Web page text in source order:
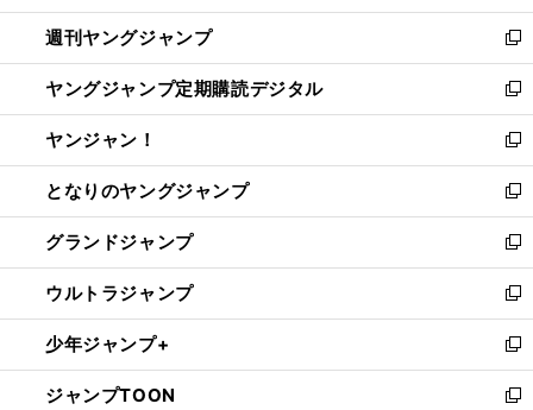
開
く
ウ
で
開
く
ン
ド
ウ
で
開
く
ウ
ィ
ン
ド
ウ
で
開
く
週刊ヤングジャンプ
新
し
い
ウ
ィ
ン
ド
ウ
で
開
く
ヤングジャンプ定期購読デジタル
新
し
い
ウ
ィ
ン
ド
ウ
で
開
く
ヤンジャン！
新
し
い
ウ
ィ
ン
ド
ウ
で
開
く
となりのヤングジャンプ
新
し
い
ウ
ィ
ン
ド
ウ
で
グランドジャンプ
新
し
い
ウ
ィ
ン
ド
ウルトラジャンプ
新
し
い
ウ
ィ
少年ジャンプ+
新
し
い
ジャンプTOON
新